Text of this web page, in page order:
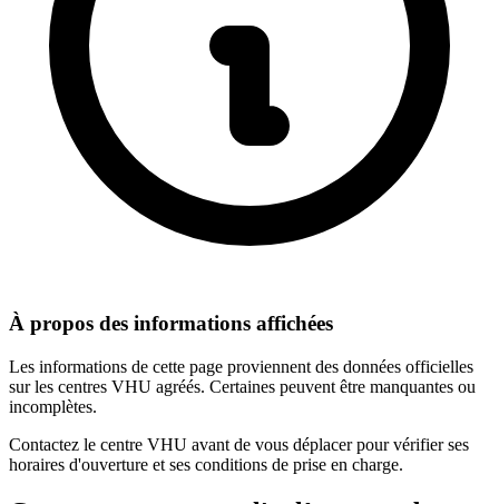
À propos des informations affichées
Les informations de cette page proviennent des données officielles
sur les centres VHU agréés. Certaines peuvent être manquantes ou
incomplètes.
Contactez le centre VHU avant de vous déplacer pour vérifier ses
horaires d'ouverture et ses conditions de prise en charge.